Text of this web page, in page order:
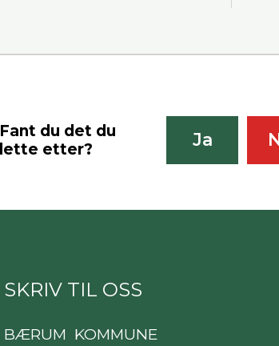
Fant du det du
lette etter?
Ja
SKRIV TIL OSS
BÆRUM KOMMUNE